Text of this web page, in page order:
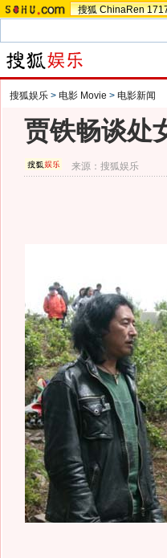
搜狐 ChinaRen
搜狐娱乐 > 电影 Movie > 电影新闻
贾铁畅谈处
来源：搜狐娱乐